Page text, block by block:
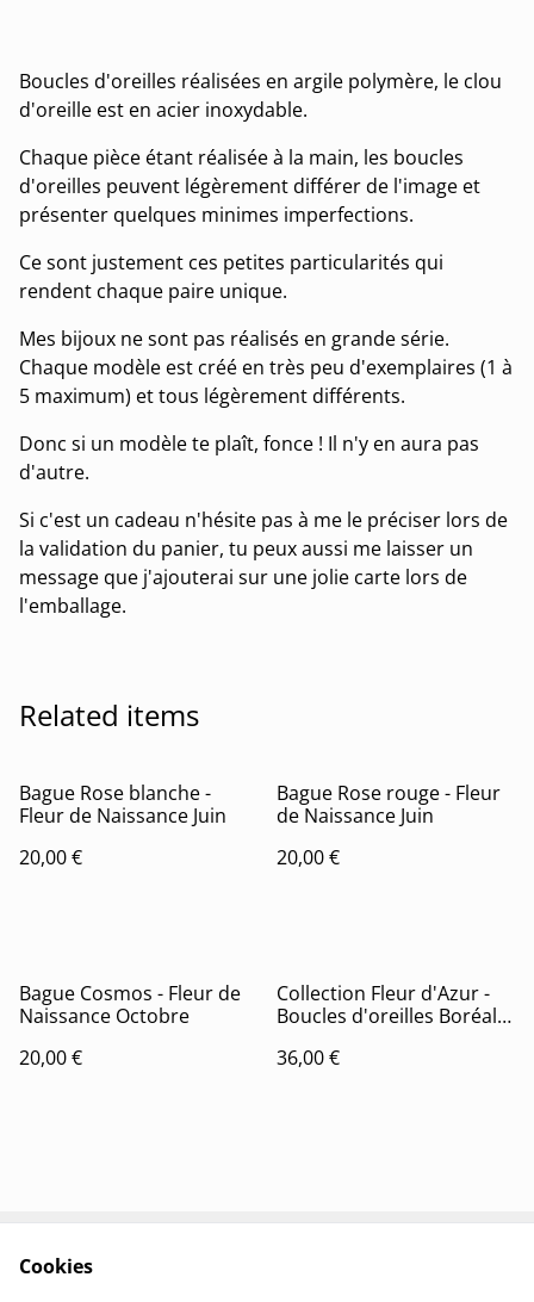
Boucles d'oreilles réalisées en argile polymère, le clou
d'oreille est en acier inoxydable.
Chaque pièce étant réalisée à la main, les boucles
d'oreilles peuvent légèrement différer de l'image et
présenter quelques minimes imperfections.
Ce sont justement ces petites particularités qui
rendent chaque paire unique.
Mes bijoux ne sont pas réalisés en grande série.
Chaque modèle est créé en très peu d'exemplaires (1 à
5 maximum) et tous légèrement différents.
Donc si un modèle te plaît, fonce ! Il n'y en aura pas
d'autre.
Si c'est un cadeau n'hésite pas à me le préciser lors de
la validation du panier, tu peux aussi me laisser un
message que j'ajouterai sur une jolie carte lors de
l'emballage.
Related items
Bague Rose blanche -
Fleur de Naissance Juin
20,00 €
Bague Rose rouge - Fleur
de Naissance Juin
20,00 €
Bague Cosmos - Fleur de
Naissance Octobre
20,00 €
Collection Fleur d'Azur -
Boucles d'oreilles Boréale
36,00 €
Cookies